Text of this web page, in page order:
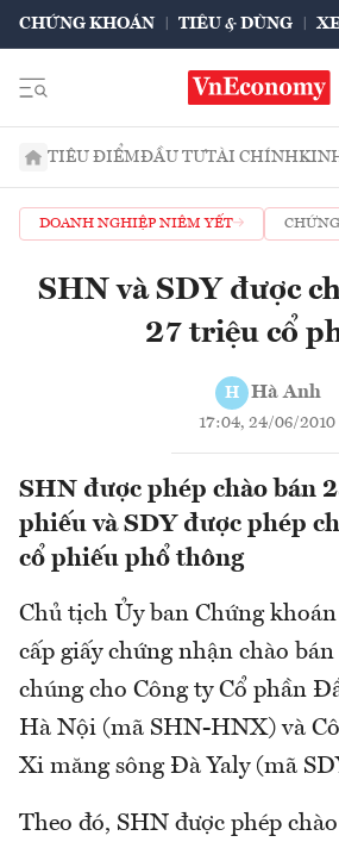
CHỨNG KHOÁN TIÊU & DÙNG
TIÊU ĐIỂMĐẦU TƯTÀI CHÍNH
DOANH NGHIỆP NIÊM YẾT
SHN và SDY được
27 triệu cổ
H Hà Anh
17:04, 24/06/2010
SHN được phép chào bán
phiếu và SDY được phép
cổ phiếu phổ thông
Chủ tịch Ủy ban Chứng
cấp giấy chứng nhận chào
chúng cho Công ty Cổ phần
Hà Nội (mã SHN-HNX) và
Xi măng sông Đà Yaly (mã
Theo đó, SHN được phép